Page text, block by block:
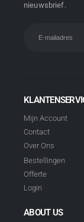
nieuwsbrief.
Mijn Account
Contact
Over Ons
Bestellingen
Offerte
Login
ABOUT US